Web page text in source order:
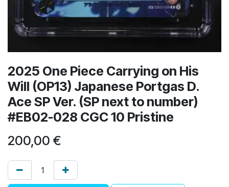
2025 One Piece Carrying on His
Will (OP13) Japanese Portgas D.
Ace SP Ver. (SP next to number)
#EB02-028 CGC 10 Pristine
200,00 €